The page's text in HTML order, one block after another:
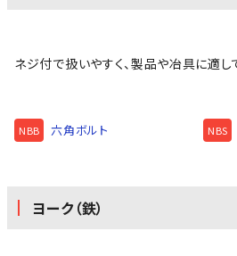
ネジ付で扱いやすく、製品や冶具に適し
NBB 六角ボルト NBS
ヨーク（鉄）